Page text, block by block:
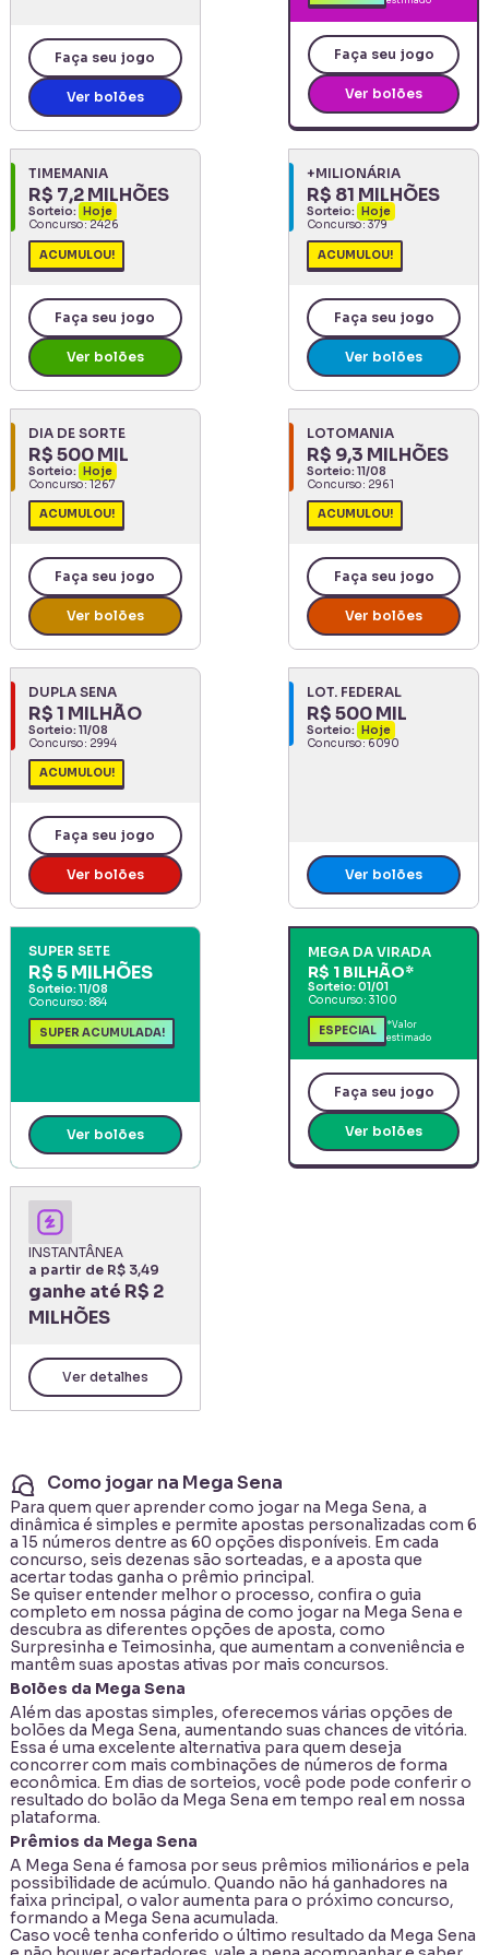
Faça seu jogo
Ver bolões
Faça seu jogo
Ver bolões
TIMEMANIA
R$ 7,2 MILHÕES
Sorteio:
Hoje
Concurso:2426
ACUMULOU!
Faça seu jogo
Ver bolões
+MILIONÁRIA
R$ 81 MILHÕES
Sorteio:
Hoje
Concurso:379
ACUMULOU!
Faça seu jogo
Ver bolões
DIA DE SORTE
R$ 500 MIL
Sorteio: Hoje
Concurso:1267
ACUMULOU!
Faça seu jogo
Ver bolões
LOTOMANIA
R$ 9,3 MILHÕES
Sorteio: 11/08
Concurso: 2961
ACUMULOU!
Faça seu jogo
Ver bolões
DUPLA SENA
R$ 1 MILHÃO
Sorteio: 11/08
Concurso: 2994
ACUMULOU!
Faça seu jogo
Ver bolões
LOT. FEDERAL
R$ 500 MIL
Sorteio: Hoje
Concurso:6090
Ver bolões
SUPER SETE
R$ 5 MILHÕES
Sorteio:11/08
Concurso: 884
SUPER ACUMULADA!
Ver bolões
MEGA DA VIRADA
R$ 1 BILHÃO*
Sorteio:01/01
Concurso: 3100
ESPECIAL
*Valor
estimado
Faça seu jogo
Ver bolões
INSTANTÂNEA
a partir de R$ 3,49
ganhe até R$ 2
MILHÕES
Ver detalhes
Como jogar na Mega Sena
Para quem quer aprender como jogar na Mega Sena, a
dinâmica é simples e permite apostas personalizadas com 6
a 15 números dentre as 60 opções disponíveis. Em cada
concurso, seis dezenas são sorteadas, e a aposta que
acertar todas ganha o prêmio principal.
Se quiser entender melhor o processo, confira o guia
completo em nossa página de como jogar na Mega Sena e
descubra as diferentes opções de aposta, como
Surpresinha e Teimosinha, que aumentam a conveniência e
mantêm suas apostas ativas por mais concursos.
Bolões da Mega Sena
Além das apostas simples, oferecemos várias opções de
bolões da Mega Sena, aumentando suas chances de vitória.
Essa é uma excelente alternativa para quem deseja
concorrer com mais combinações de números de forma
econômica. Em dias de sorteios, você pode pode conferir o
resultado do bolão da Mega Sena em tempo real em nossa
plataforma.
Prêmios da Mega Sena
A Mega Sena é famosa por seus prêmios milionários e pela
possibilidade de acúmulo. Quando não há ganhadores na
faixa principal, o valor aumenta para o próximo concurso,
formando a Mega Sena acumulada.
Caso você tenha conferido o último resultado da Mega Sena